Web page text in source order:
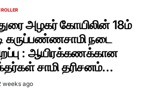
அழகர் கோயிலின் 18ம்
கருப்பண்ணசாமி நடை
: ஆயிரக்கணக்கான
சாமி தரிசனம்…
weeks ago